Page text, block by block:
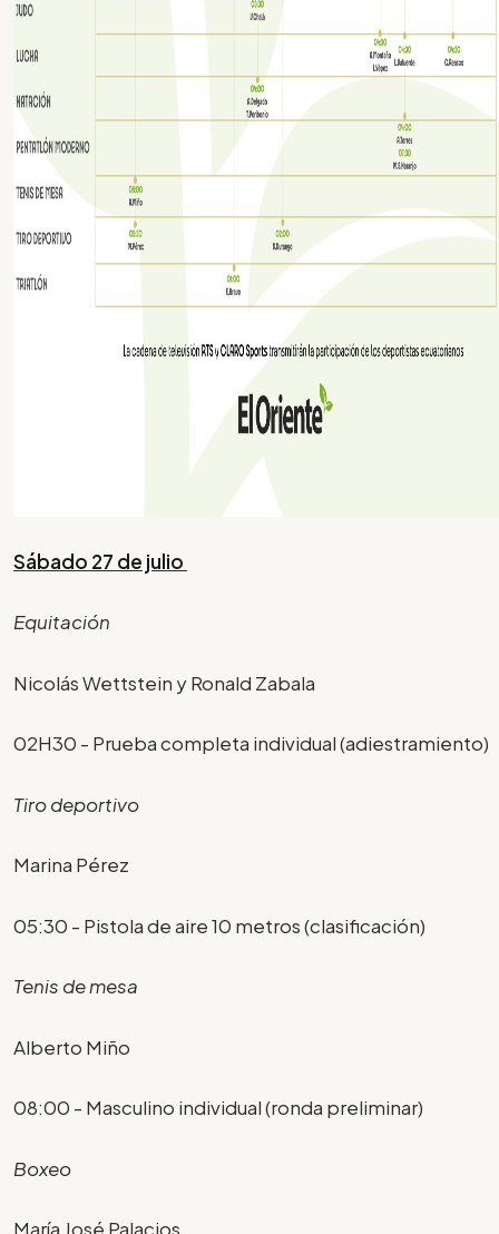
Sábado 27 de julio
Equitación
Nicolás Wettstein y Ronald Zabala
02H30 - Prueba completa individual (adiestramiento)
Tiro deportivo
Marina Pérez
05:30 - Pistola de aire 10 metros (clasificación)
Tenis de mesa
Alberto Miño
08:00 - Masculino individual (ronda preliminar)
Boxeo
María José Palacios